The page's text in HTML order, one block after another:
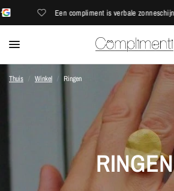
Een compliment is verbale zonneschijn
Thuis / Winkel / Ringen
RINGEN